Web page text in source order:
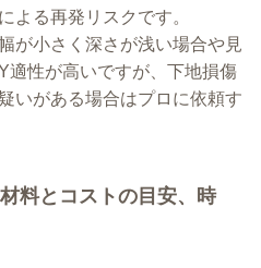
よる再発リスクです。
が小さく深さが浅い場合や見
適性が高いですが、下地損傷
いがある場合はプロに依頼す
料とコストの目安、時